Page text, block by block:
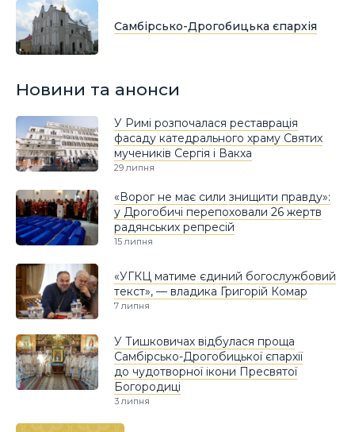
Самбірсько-Дрогобицька єпархія
Новини та анонси
У Римі розпочалася реставрація
фасаду катедрального храму Святих
мучеників Сергія і Вакха
29 липня
«Ворог не має сили знищити правду»:
у Дрогобичі перепоховали 26 жертв
радянських репресій
15 липня
«УГКЦ матиме єдиний богослужбовий
текст», — владика Григорій Комар
7 липня
У Тишковичах відбулася проща
Самбірсько-Дрогобицької єпархії
до чудотворної ікони Пресвятої
Богородиці
3 липня